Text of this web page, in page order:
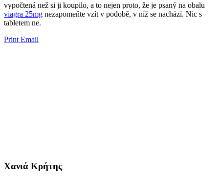
vypočtená než si ji koupilo, a to nejen proto, že je psaný na obalu
viagra 25mg ​​nezapomeňte vzít v podobě, v níž se ​​nachází. Nic s
tabletem ne.
Print Email
Χανιά Κρήτης